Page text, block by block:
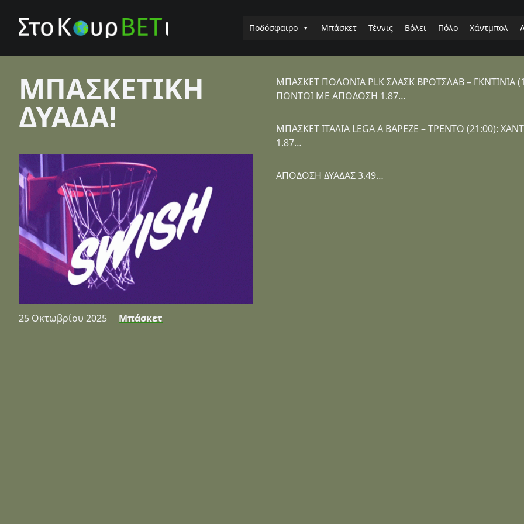
Ποδόσφαιρο Μπάσκετ Τέννις Βόλεϊ Πόλο Χάντμπολ
ΜΠΑΣΚΕΤΙΚΗ
ΔΥΑΔΑ!
25 Οκτωβρίου 2025 Μπάσκετ
ΜΠΑΣΚΕΤ ΠΟΛΩΝΙΑ PLK ΣΛΑΣΚ ΒΡΟΤΣΛΑΒ – ΓΚΝΤΙΝΙΑ
ΠΟΝΤΟΙ ΜΕ ΑΠΟΔΟΣΗ 1.87…
ΜΠΑΣΚΕΤ ΙΤΑΛΙΑ LEGA A ΒΑΡΕΖΕ – ΤΡΕΝΤΟ (21:00):
1.87…
ΑΠΟΔΟΣΗ ΔΥΑΔΑΣ 3.49…